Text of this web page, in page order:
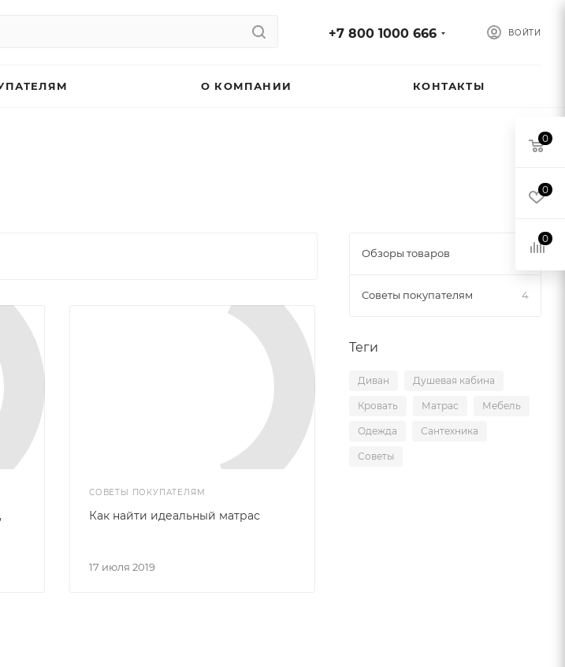
ВОЙТИ
+7 800 1000 666
О КОМПАНИИ КОНТАКТЫ
СОВЕТЫ ПОКУПАТЕЛЯМ
17 июля 2019
Как найти идеальный матрас
Обзоры товаров
Советы покупателям 4
Теги
Диван Душевая кабина
Кровать Матрас Мебель
Одежда Сантехника
Советы
0
0
0